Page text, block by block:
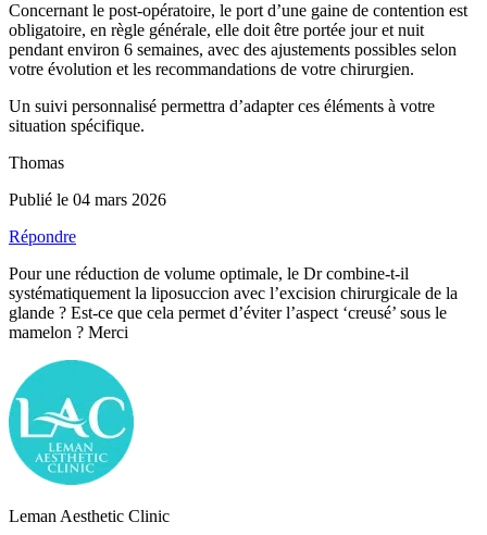
Concernant le post-opératoire, le port d’une gaine de contention est
obligatoire, en règle générale, elle doit être portée jour et nuit
pendant environ 6 semaines, avec des ajustements possibles selon
votre évolution et les recommandations de votre chirurgien.
Un suivi personnalisé permettra d’adapter ces éléments à votre
situation spécifique.
Thomas
Publié le 04 mars 2026
Répondre
Pour une réduction de volume optimale, le Dr combine-t-il
systématiquement la liposuccion avec l’excision chirurgicale de la
glande ? Est-ce que cela permet d’éviter l’aspect ‘creusé’ sous le
mamelon ? Merci
Leman Aesthetic Clinic